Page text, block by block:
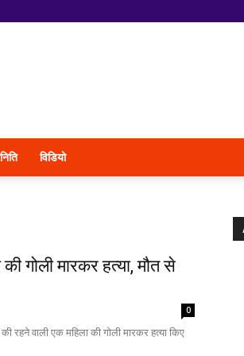
विडियो
की गोली मारकर हत्या, मौत से
0
रहने वाली एक महिला की गोली मारकर हत्या किए